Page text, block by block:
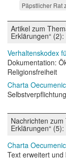
Päpstlicher Rat
Artikel zum
Erklärungen“ (2):
Verhaltenskodex
Dokumentation:
Religionsfreiheit
Charta
Nachrichten
Erklärungen“ (5):
Charta
Text erweitert